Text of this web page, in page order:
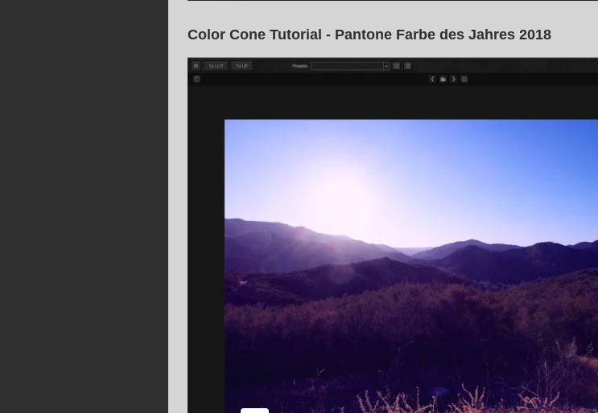
Color Cone Tutorial - Pantone Farbe des Jahres 2018